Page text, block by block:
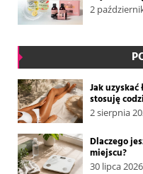
2
Jak uzyskać
stosuję
2 sierpnia
Dlaczego
miejscu?
30 lipca 2026